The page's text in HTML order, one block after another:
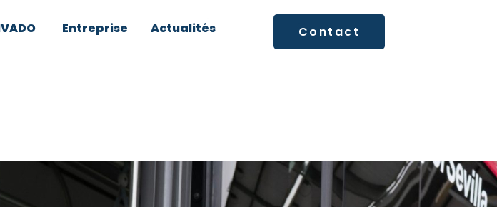
Entreprise Actualités Contact